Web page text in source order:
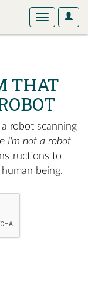
User
Toggle
THAT
robot scanning
I'm not a robot
to
being.